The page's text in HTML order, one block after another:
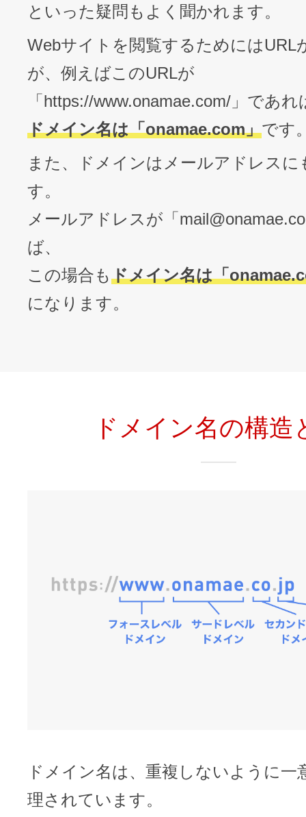
といった疑問もよく聞かれます。
Webサイトを閲覧するためにはURL
が、例えばこのURLが
「https://www.onamae.com/」であれ
ドメイン名は「onamae.com」です
また、ドメインはメールアドレスに
す。
メールアドレスが「
ば、
この場合もドメイン名は「
になります。
ドメイン名の構造
ドメイン名は、重複しないように一
理されています。